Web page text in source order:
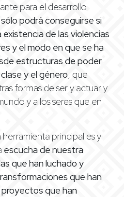
para el desarrollo
podrá conseguirse si
de las violencias
y el modo en que se ha
estructuras de poder
y el género, que
formas de ser y actuar y
y a los seres que en
principal es y
escucha de nuestra
que han luchado y
que han
que han